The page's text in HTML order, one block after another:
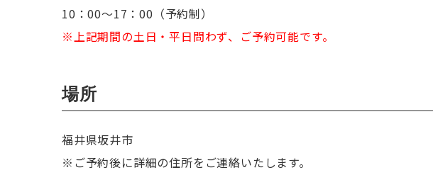
10：00〜17：00（予約制）
※上記期間の土日・平日問わず、ご予約可能です。
場所
福井県坂井市
※ご予約後に詳細の住所をご連絡いたします。